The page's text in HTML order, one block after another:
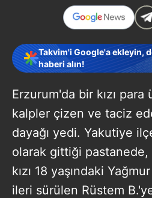
Takvim'i Google'a ekleyin,
haberi alın!
Erzurum'da bir kızı para
kalpler çizen ve taciz
dayağı yedi. Yakutiye
olarak gittiği
kızı 18 yaşındaki
ileri sürülen Rüstem